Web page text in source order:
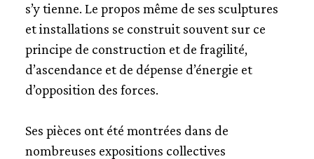
s’y tienne. Le propos même de ses sculptures
et installations se construit souvent sur ce
principe de construction et de fragilité,
d’ascendance et de dépense d’énergie et
d’opposition des forces.
Ses pièces ont été montrées dans de
nombreuses expositions collectives